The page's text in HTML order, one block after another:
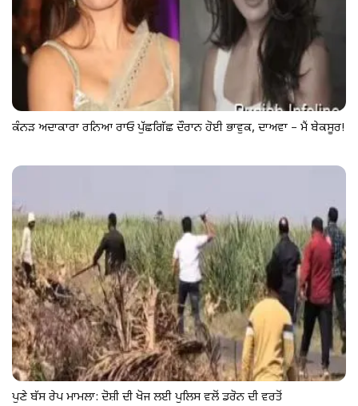
ਕੰਨੜ ਅਦਾਕਾਰਾ ਰਨਿਆ ਰਾਓ ਪੁੱਛਗਿੱਛ ਦੌਰਾਨ ਹੋਈ ਭਾਵੁਕ, ਦਾਅਵਾ – ਮੈਂ ਬੇਕਸੂਰ!
ਪੁਣੇ ਬੱਸ ਰੇਪ ਮਾਮਲਾ: ਦੋਸ਼ੀ ਦੀ ਖੋਜ ਲਈ ਪੁਲਿਸ ਵਲੋਂ ਡਰੋਨ ਦੀ ਵਰਤੋਂ